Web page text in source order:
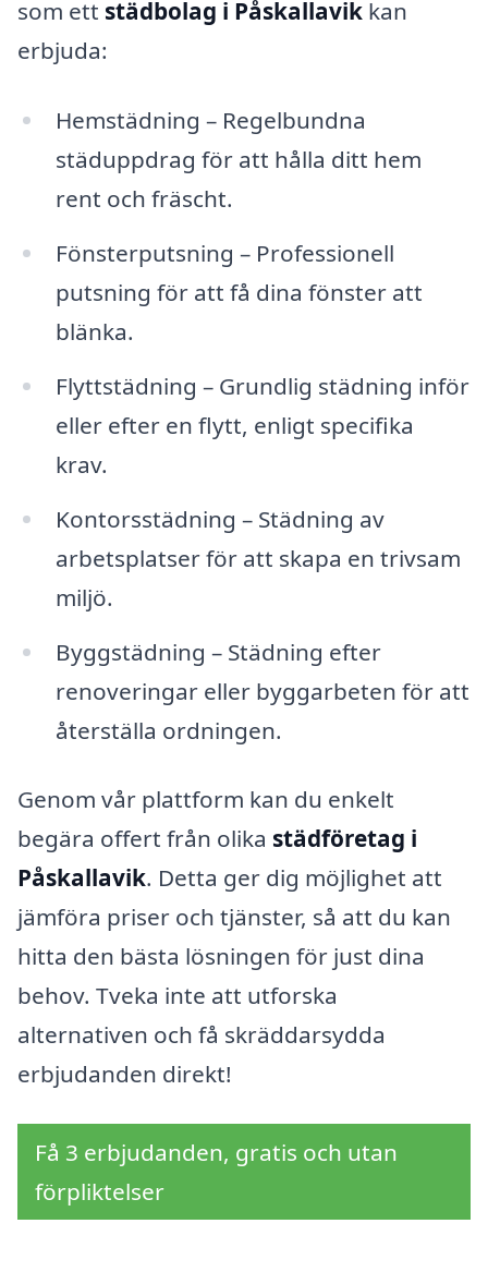
som ett städbolag i Påskallavik kan
erbjuda:
Hemstädning – Regelbundna
städuppdrag för att hålla ditt hem
rent och fräscht.
Fönsterputsning – Professionell
putsning för att få dina fönster att
blänka.
Flyttstädning – Grundlig städning inför
eller efter en flytt, enligt specifika
krav.
Kontorsstädning – Städning av
arbetsplatser för att skapa en trivsam
miljö.
Byggstädning – Städning efter
renoveringar eller byggarbeten för att
återställa ordningen.
Genom vår plattform kan du enkelt
begära offert från olika städföretag i
Påskallavik. Detta ger dig möjlighet att
jämföra priser och tjänster, så att du kan
hitta den bästa lösningen för just dina
behov. Tveka inte att utforska
alternativen och få skräddarsydda
erbjudanden direkt!
Få 3 erbjudanden, gratis och utan
förpliktelser